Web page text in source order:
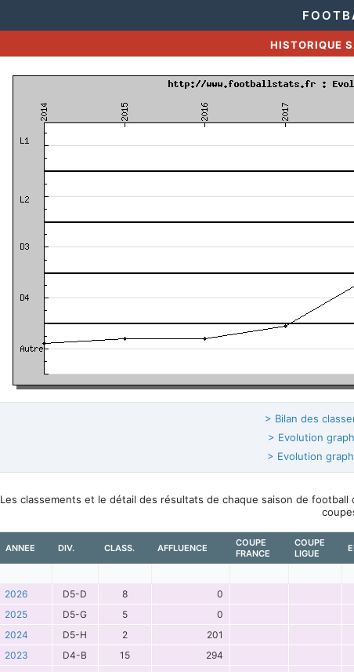
HISTORIQUE
> Bilan des
> Evolution
> Evolution
Les classements et le détail des résultats de chaque saison de
ANNEE DIV. CLASS. AFFLUENCE
COUPE
FRANCE
COUPE
LIGUE
2026
D5-D 8 0
2025
D5-G 5 0
2024
D5-H 2 201
2023
D4-B 15 294